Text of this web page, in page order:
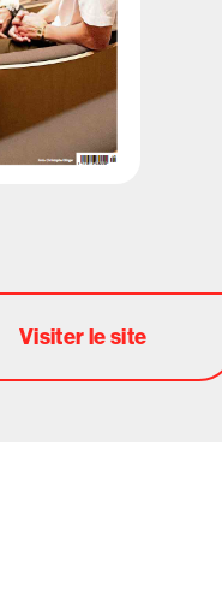
Visiter le site